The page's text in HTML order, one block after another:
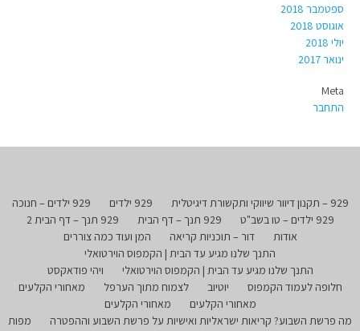
ספטמבר 2018
אוגוסט 2018
יולי 2018
ינואר 2017
Meta
התחבר
929 – תקנון דיוור שיווקי ותקשורת דיגיטלית 929 ילדים
929 ילדים – חנוכה
929 ילדים – טו בשב"ט
929 תנך – דף הבית
929 תנך – דף הבית 2
אודות
דור – תוכניות קריאה
המן ועוד כמה צוררים
התנך שלנו מגיע עד הבית | הקמפוס הוירטואלי
התנך שלנו מגיע עד הבית | הקמפוס הוירטואלי
ויהי פודאקסט
חלופה לעמוד הקמפוס
יוטיוב לצמוח מתוך הערפל
מאחורי הקלעים
מאחורי הקלעים
מאחורי הקלעים
מה פרשת השבוע? קריאות ישראליות ואישיות על פרשת השבוע וההפטרה
מפות